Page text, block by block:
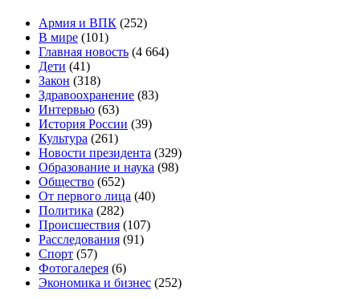
Армия и ВПК (252)
В мире (101)
Главная новость (4 664)
Дети (41)
Закон (318)
Здравоохранение (83)
Интервью (63)
История России (39)
Культура (261)
Новости президента (329)
Образование и наука (98)
Общество (652)
От первого лица (40)
Политика (282)
Происшествия (107)
Расследования (91)
Спорт (57)
Фотогалерея (6)
Экономика и бизнес (252)